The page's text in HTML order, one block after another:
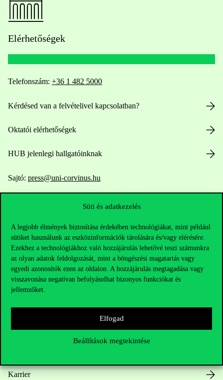
Süti és adatkezelés
A legjobb élmények biztosítása érdekében technológiákat, mint például
sütiket használunk az eszközinformációk tárolására és/vagy elérésére.
Ezekhez a technológiákhoz való hozzájárulás lehetővé teszi számunkra
az olyan adatok feldolgozását, mint a böngészési magatartás vagy
egyedi azonosítók ezen az oldalon. A hozzájárulás megtagadása vagy
visszavonása negatívan befolyásolhat bizonyos funkciókat és
jellemzőket.
Elfogad
Beállítások megtekintése
Elérhetőségek
Telefonszám: +36 1 482 5000
Kérdésed van a felvételivel kapcsolatban?
Oktatói elérhetőségek
HUB jelenlegi hallgatóinknak
Sajtó: press@uni-corvinus.hu
Hasznos linkek
Karrier